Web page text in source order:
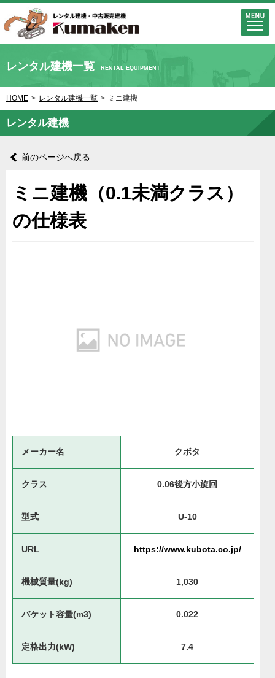
レンタル建機一覧 RENTAL EQUIPMENT
HOME > レンタル建機一覧 > ミニ建機
レンタル建機
前のページへ戻る
ミニ建機（0.1未満クラス）
の仕様表
メーカー名 クボタ
クラス 0.06後方小旋回
型式 U-10
URL https://www.kubota.co.jp/
機械質量(kg) 1,030
バケット容量(m3) 0.022
定格出力(kW) 7.4